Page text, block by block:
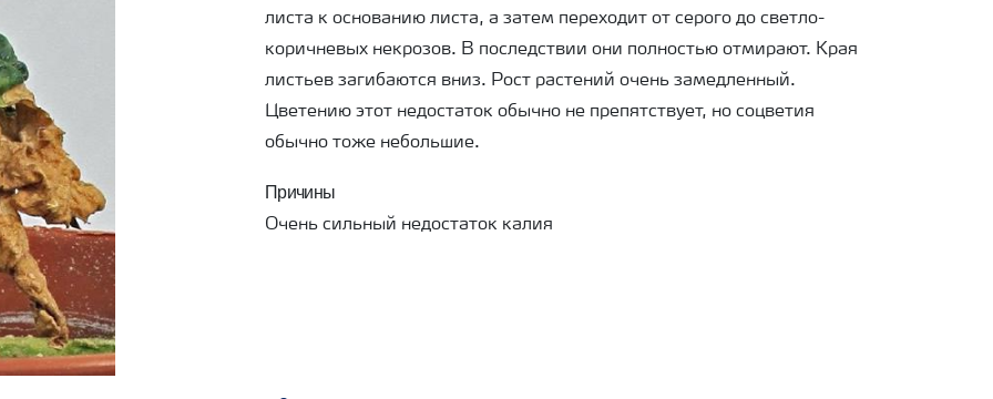
листа к основанию листа, а затем переходит от серого до светло-
коричневых некрозов. В последствии они полностью отмирают. Края
листьев загибаются вниз. Рост растений очень замедленный.
Цветению этот недостаток обычно не препятствует, но соцветия
обычно тоже небольшие.
Причины
Очень сильный недостаток калия